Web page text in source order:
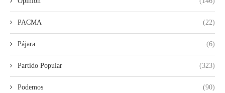
PACMA (22)
Pájara (6)
Partido Popular (323)
Podemos (90)